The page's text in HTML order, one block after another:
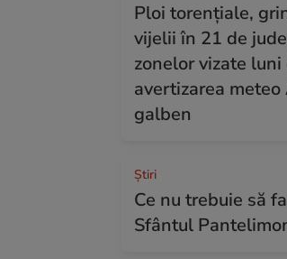
Ploi torențiale,
vijelii în 21 de
zonelor vizate luni
avertizarea meteo
galben
Ştiri
Ce nu trebuie să
Sfântul